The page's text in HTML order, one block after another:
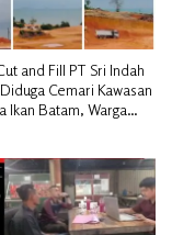
and Fill PT Sri Indah
Cemari Kawasan
Ikan Batam, Warga